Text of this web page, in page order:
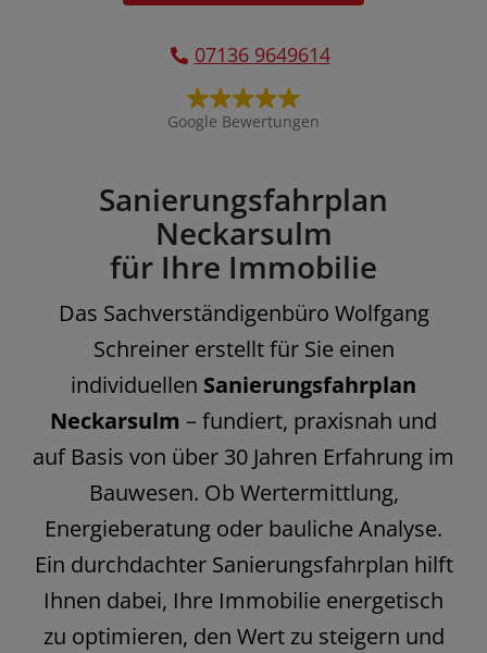
Sanierungsfahrplan
Neckarsulm
für Ihre Immobilie
Das Sachverständigenbüro Wolfgang
Schreiner erstellt für Sie einen
individuellen Sanierungsfahrplan
Neckarsulm – fundiert, praxisnah und
auf Basis von über 30 Jahren Erfahrung im
Bauwesen. Ob Wertermittlung,
Energieberatung oder bauliche Analyse.
Ein durchdachter Sanierungsfahrplan hilft
Ihnen dabei, Ihre Immobilie energetisch
zu optimieren, den Wert zu steigern und
07136 9649614
Google Bewertungen